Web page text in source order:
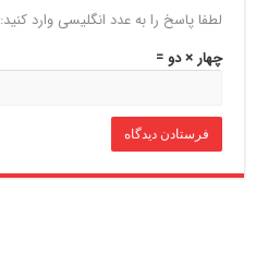
لطفا پاسخ را به عدد انگلیسی وارد کنید:
چهار × دو =